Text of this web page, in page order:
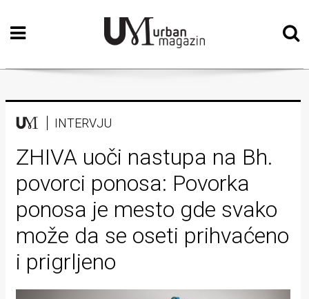
Početna
Vizualne
Teatar
Književnost
Muzika
Film
Intervju
Kolumne
Kultura
INTERVJU
ZHIVA uoči nastupa na Bh.
povorci ponosa: Povorka
ponosa je mesto gde svako
može da se oseti prihvaćeno
i prigrljeno